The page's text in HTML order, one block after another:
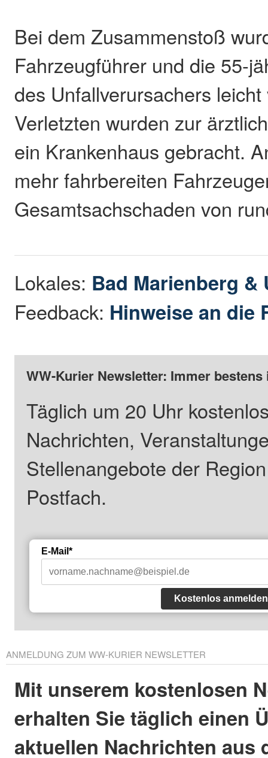
Bei dem Zusammenstoß
Fahrzeugführer und die 55-
des Unfallverursachers
Verletzten wurden zur
ein Krankenhaus gebracht.
mehr fahrbereiten
Gesamtsachschaden von
Lokales: Bad Marienberg &
Feedback: Hinweise an die
WW-Kurier Newsletter: Immer
Täglich um 20 Uhr
Nachrichten,
Stellenangebote der
Postfach.
E-Mail*
Kostenlos anmelden
ANMELDUNG ZUM WW-KURIER NEWSLETTER
Mit unserem kostenlosen
erhalten Sie täglich einen
aktuellen Nachrichten aus